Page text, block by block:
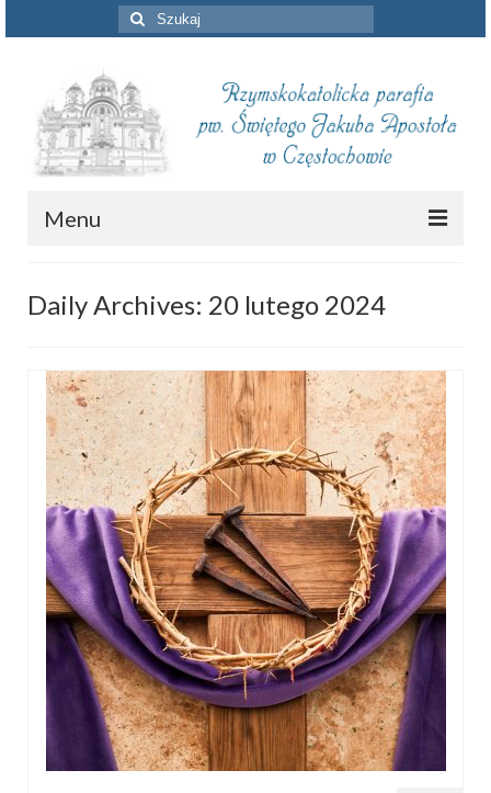
Szuklaj
w:
Menu
Informacje duszpasterskie
Piszą o nas
Remont kościoła
Parafia
Historia
Duszpasterze
Nasz patron
Kościół Rektoracki
Vademecum
Wspólnoty parafialne
Daily Archives: 20 lutego 2024